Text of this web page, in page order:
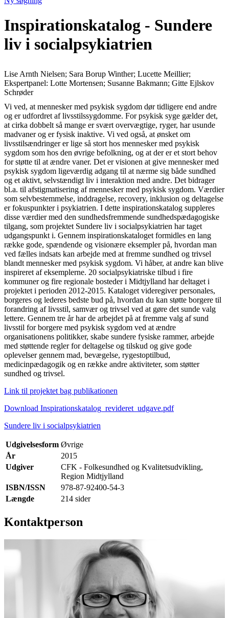
Inspirationskatalog - Sundere
liv i socialpsykiatrien
Lise Arnth Nielsen; Sara Borup Winther; Lucette Meillier;
Ekspertpanel: Lotte Mortensen; Susanne Bakmann; Gitte Ejlskov
Schrøder
Vi ved, at mennesker med psykisk sygdom dør tidligere end andre
og er udfordret af livsstilssygdomme. For psykisk syge gælder det,
at cirka dobbelt så mange er svært overvægtige, ryger, har usunde
madvaner og er fysisk inaktive. Vi ved også, at ønsket om
livsstilsændringer er lige så stort hos mennesker med psykisk
sygdom som hos den øvrige befolkning, og at der er et stort behov
for støtte til at ændre vaner. Det er visionen at give mennesker med
psykisk sygdom ligeværdig adgang til at nærme sig både sundhed
og et aktivt, selvstændigt liv i interaktion med andre. Det bidrager
bl.a. til afstigmatisering af mennesker med psykisk sygdom. Værdier
som selvbestemmelse, inddragelse, recovery, inklusion og deltagelse
er fokuspunkter i psykiatrien. I dette inspirationskatalog suppleres
disse værdier med den sundhedsfremmende sundhedspædagogiske
tilgang, som projektet Sundere liv i socialpsykiatrien har taget
udgangspunkt i. Gennem inspirationskataloget formidles en lang
række gode, spændende og visionære eksempler på, hvordan man
ved fælles indsats kan arbejde med at fremme sundhed og trivsel
blandt mennesker med psykisk sygdom. Vi håber, at andre kan blive
inspireret af eksemplerne. 20 socialpsykiatriske tilbud i fire
kommuner og fire regionale bosteder i Midtjylland har deltaget i
projektet i perioden 2012-2015. Kataloget videregiver personales,
borgeres og lederes bedste bud på, hvordan du kan støtte borgere til
forandring af livsstil, samvær og trivsel ved at gøre det sunde valg
lettere. Gennem tre år har de arbejdet på at fremme valg af sund
livsstil for borgere med psykisk sygdom ved at ændre
organisationens politikker, skabe sundere fysiske rammer, arbejde
med støttende regler for deltagelse og tilskud og give gode
oplevelser gennem mad, bevægelse, rygestoptilbud,
medicinpædagogik og en række andre aktiviteter, som støtter
sundhed og trivsel.
Link til projektet bag publikationen
Download Inspirationskatalog_revideret_udgave.pdf
Sundere liv i socialpsykiatrien
Udgivelsesform Øvrige
År
2015
Udgiver
CFK - Folkesundhed og Kvalitetsudvikling,
Region Midtjylland
ISBN/ISSN
978-87-92400-54-3
Længde
214 sider
Kontaktperson